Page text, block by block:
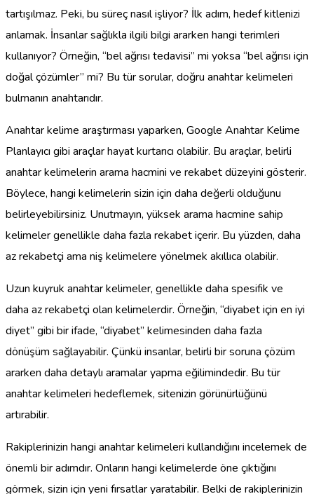
tartışılmaz. Peki, bu süreç nasıl işliyor? İlk adım, hedef kitlenizi
anlamak. İnsanlar sağlıkla ilgili bilgi ararken hangi terimleri
kullanıyor? Örneğin, “bel ağrısı tedavisi” mi yoksa “bel ağrısı için
doğal çözümler” mi? Bu tür sorular, doğru anahtar kelimeleri
bulmanın anahtarıdır.
Anahtar kelime araştırması yaparken, Google Anahtar Kelime
Planlayıcı gibi araçlar hayat kurtarıcı olabilir. Bu araçlar, belirli
anahtar kelimelerin arama hacmini ve rekabet düzeyini gösterir.
Böylece, hangi kelimelerin sizin için daha değerli olduğunu
belirleyebilirsiniz. Unutmayın, yüksek arama hacmine sahip
kelimeler genellikle daha fazla rekabet içerir. Bu yüzden, daha
az rekabetçi ama niş kelimelere yönelmek akıllıca olabilir.
Uzun kuyruk anahtar kelimeler, genellikle daha spesifik ve
daha az rekabetçi olan kelimelerdir. Örneğin, “diyabet için en iyi
diyet” gibi bir ifade, “diyabet” kelimesinden daha fazla
dönüşüm sağlayabilir. Çünkü insanlar, belirli bir soruna çözüm
ararken daha detaylı aramalar yapma eğilimindedir. Bu tür
anahtar kelimeleri hedeflemek, sitenizin görünürlüğünü
artırabilir.
Rakiplerinizin hangi anahtar kelimeleri kullandığını incelemek de
önemli bir adımdır. Onların hangi kelimelerde öne çıktığını
görmek, sizin için yeni fırsatlar yaratabilir. Belki de rakiplerinizin